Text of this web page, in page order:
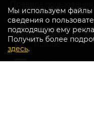
Согласие на
Rutube
Youtube
Мы используем файлы
сведения о
подходящую ему
Получить более
здесь.